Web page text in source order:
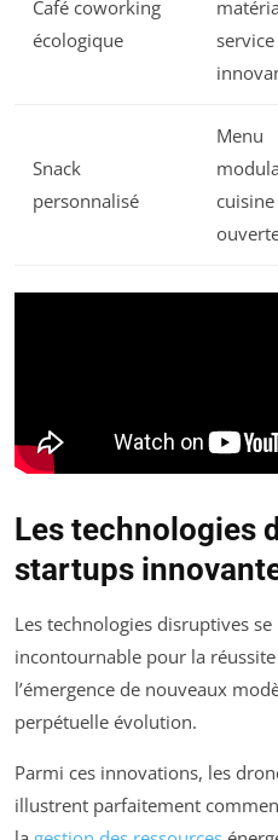
Café coworking
écologique
service
Snack
personnalisé
Menu
cuisine
Les technologies
startups
Les technologies disruptives
incontournable pour la
l’émergence de nouveaux
perpétuelle évolution.
Parmi ces innovations, les
illustrent parfaitement